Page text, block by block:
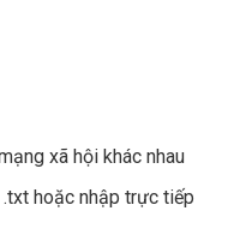
xã hội khác nhau
hoặc nhập trực tiếp